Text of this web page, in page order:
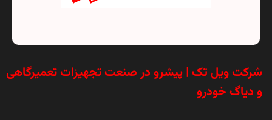
شرکت ویل تک | پیشرو در صنعت تجهیزات تعمیرگاهی
و دیاگ خودرو